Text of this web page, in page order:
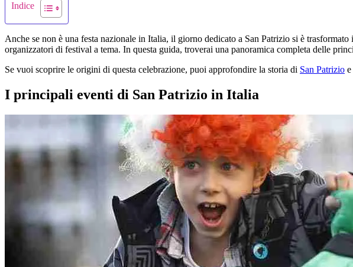
Indice
Anche se non è una festa nazionale in Italia, il giorno dedicato a San Patrizio si è
organizzatori di festival a tema. In questa guida, troverai una panoramica completa delle
Se vuoi scoprire le origini di questa celebrazione, puoi approfondire la storia di San Patrizio
I principali eventi di San Patrizio in Italia